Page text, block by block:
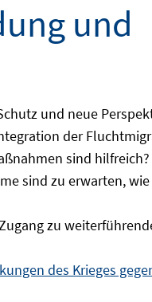
und
und neue
der
sind hilfreich?
sind zu erwarten,
zu
des Krieges